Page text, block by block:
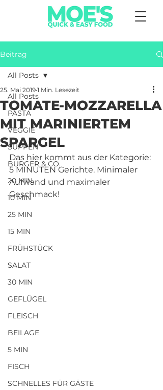
Beitrag
All Posts
PASTA
VEGGIE
SUPPEN
BURGER & CO.
20 MIN
10 MIN
25 MIN
15 MIN
FRÜHSTÜCK
SALAT
30 MIN
GEFLÜGEL
FLEISCH
BEILAGE
5 MIN
FISCH
SCHNELLES FÜR GÄSTE
All Posts
TOMATE-MOZZARELLA
MIT MARINIERTEM
SPARGEL
25. Mai 2019 1 Min. Lesezeit
Das hier kommt aus der Kategorie:
5 MINUTEN Gerichte. Minimaler
Aufwand und maximaler
Geschmack!